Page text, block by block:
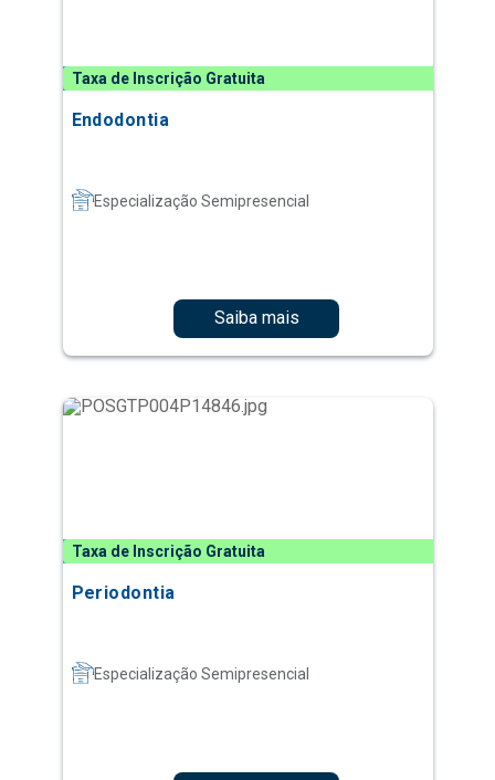
Taxa de Inscrição Gratuita
Endodontia
Especialização Semipresencial
Saiba mais
Taxa de Inscrição Gratuita
Periodontia
Especialização Semipresencial